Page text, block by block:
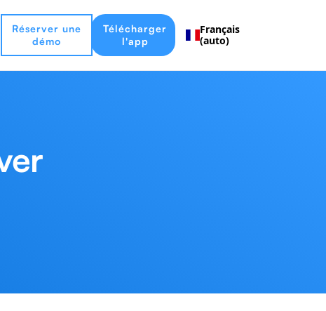
Réserver une
démo
Télécharger
l'app
Français
(auto)